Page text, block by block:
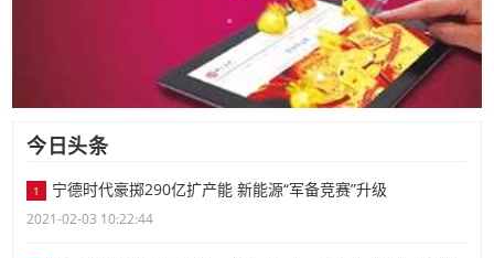
今日头条
1 宁德时代豪掷290亿扩产能 新能源“军备竞赛”升级
2021-02-03 10:22:44